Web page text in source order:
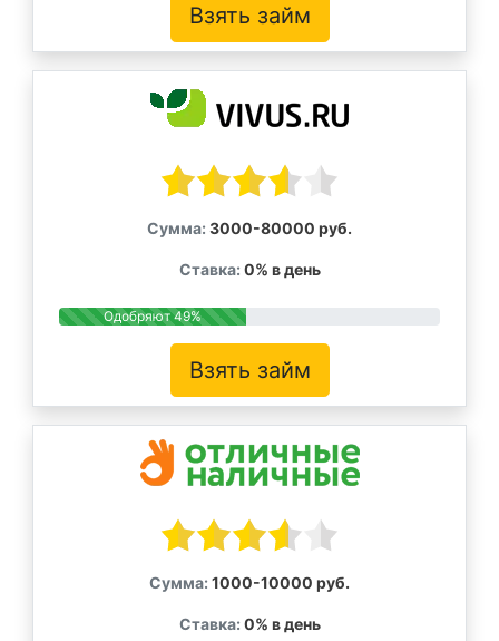
Взять займ
Сумма: 3000-80000 руб.
Ставка: 0% в день
Одобряют 49%
Взять займ
Сумма: 1000-10000 руб.
Ставка: 0% в день